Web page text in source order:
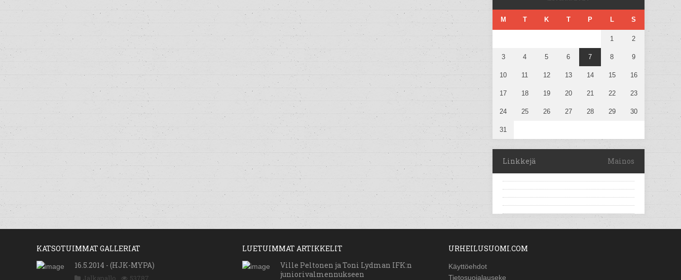
M T K T P L S
1 2
3 4 5 6 7 8 9
10 11 12 13 14 15 16
17 18 19 20 21 22 23
24 25 26 27 28 29 30
31
Linkkejä Mainos
KATSOTUIMMAT GALLERIAT
16.5.2014 - (HJK-MYPA)
Jalkapallo 53787
LUETUIMMAT ARTIKKELIT
Ville Peltonen ja Toni Lydman IFK:n
juniorivalmennukseen
URHEILUSUOMI.COM
Käyttöehdot
Tietosuojalauseke